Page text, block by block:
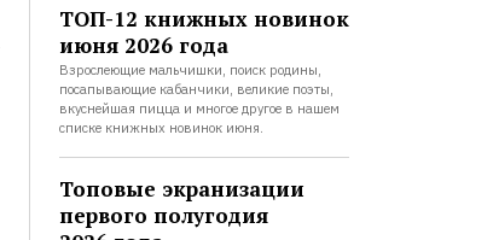
ТОП-12 книжных новинок
июня 2026 года
Взрослеющие мальчишки, поиск родины,
посапывающие кабанчики, великие поэты,
вкуснейшая пицца и многое другое в нашем
списке книжных новинок июня.
Топовые экранизации
первого полугодия